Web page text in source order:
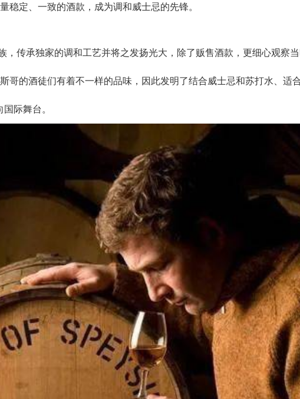
稳定、一致的酒款，成为调和威士忌的先锋。
，传承独家的调和工艺并将之发扬光大，除了贩售酒款，更细心观察
哥的酒徒们有着不一样的品味，因此发明了结合威士忌和苏打水、适
际舞台。